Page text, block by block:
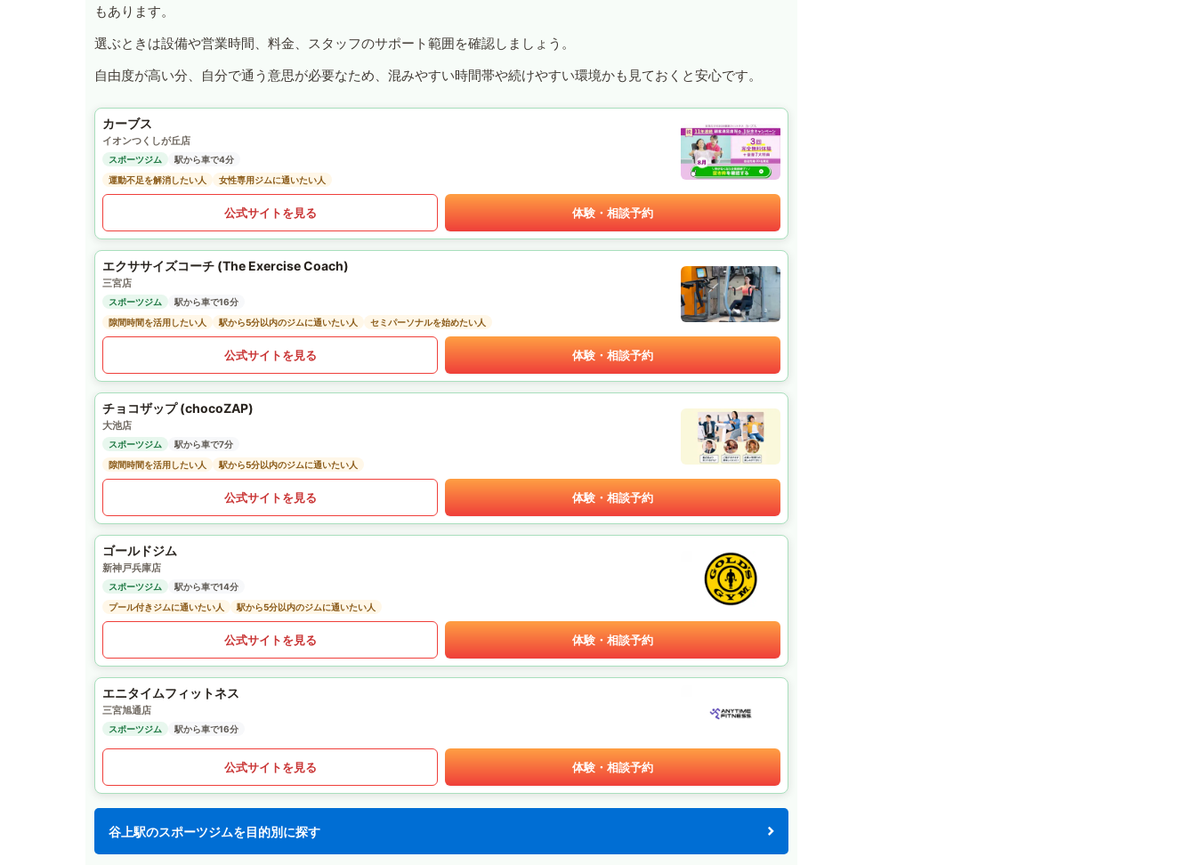
もあります。
選ぶときは設備や営業時間、料金、スタッフのサポート範囲を確認しましょう。
自由度が高い分、自分で通う意思が必要なため、混みやすい時間帯や続けやすい環境かも見ておくと安心です。
カーブス
イオンつくしが丘店
スポーツジム
駅から車で4分
運動不足を解消したい人
女性専用ジムに通いたい人
公式サイトを見る 体験・相談予約
エクササイズコーチ (The Exercise Coach)
三宮店
スポーツジム
駅から車で16分
隙間時間を活用したい人
駅から5分以内のジムに通いたい人 セミパーソナルを始めたい人
公式サイトを見る 体験・相談予約
チョコザップ (chocoZAP)
大池店
スポーツジム
駅から車で7分
隙間時間を活用したい人
駅から5分以内のジムに通いたい人
公式サイトを見る 体験・相談予約
ゴールドジム
新神戸兵庫店
スポーツジム
駅から車で14分
プール付きジムに通いたい人
駅から5分以内のジムに通いたい人
公式サイトを見る 体験・相談予約
エニタイムフィットネス
三宮旭通店
スポーツジム 駅から車で16分
公式サイトを見る 体験・相談予約
谷上駅のスポーツジムを目的別に探す